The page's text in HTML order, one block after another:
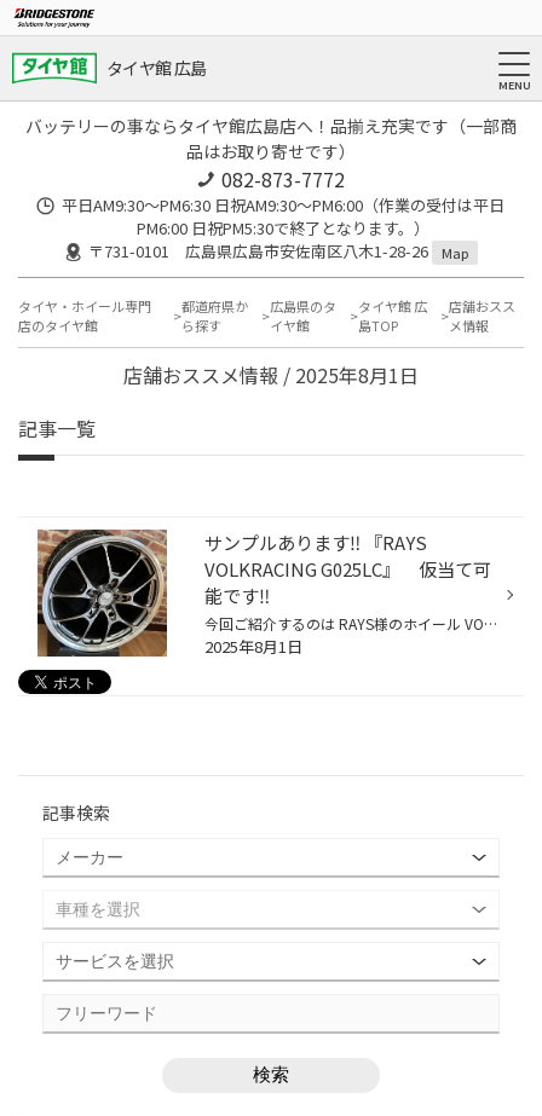
タイヤ館 広島
バッテリーの事ならタイヤ館広島店へ！品揃え充実です（一部商
品はお取り寄せです）
082-873-7772
平日AM9:30～PM6:30 日祝AM9:30〜PM6:00（作業の受付は平日
PM6:00 日祝PM5:30で終了となります。）
〒731-0101 広島県広島市安佐南区八木1-28-26
Map
タイヤ・ホイール専門
店のタイヤ館
都道府県か
ら探す
広島県のタ
イヤ館
タイヤ館 広
島TOP
店舗おスス
メ情報
店舗おススメ情報 / 2025年8月1日
記事一覧
サンプルあります‼️ 『RAYS
VOLKRACING G025LC』 仮当て可
能です‼️
今回ご紹介するのは RAYS様のホイール VOLKRACING 『G025LC』 RAYSホイールの中でも人気シリーズ VOLKRACINGの高級感あふれるホイール 車のドレスアップに最適なホイールです ホイールサイズ:20x8.5J 5/114 +38 カラーリング:シャイニングライトメタル 装着可能車種:LEXUS RX LEXUS MX ハリアー な...
2025年8月1日
記事検索